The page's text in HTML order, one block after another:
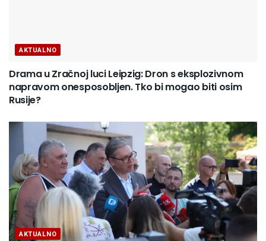
AKTUALNO
Drama u Zračnoj luci Leipzig: Dron s eksplozivnom
napravom onesposobljen. Tko bi mogao biti osim
Rusije?
AKTUALNO